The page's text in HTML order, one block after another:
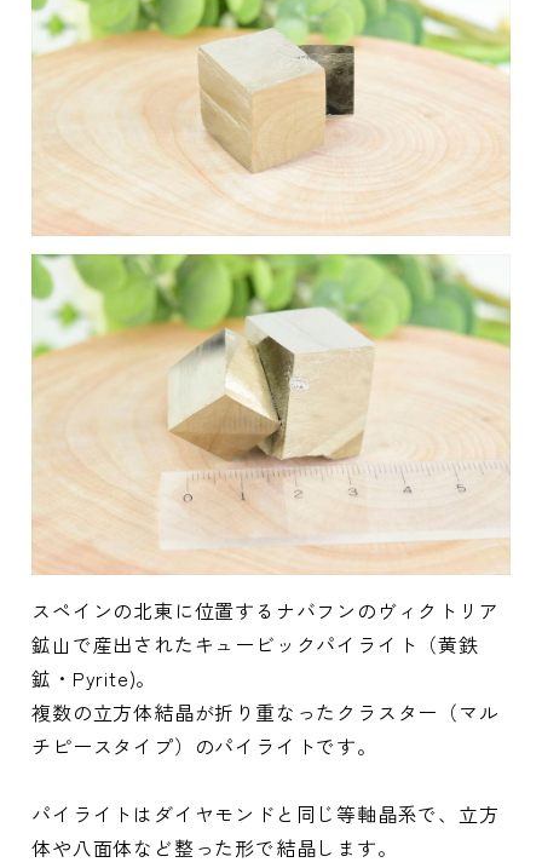
スペインの北東に位置するナバフンのヴィクトリア
鉱山で産出されたキュービックパイライト（黄鉄
鉱・Pyrite)。
複数の立方体結晶が折り重なったクラスター（マル
チピースタイプ）のパイライトです。
パイライトはダイヤモンドと同じ等軸晶系で、立方
体や八面体など整った形で結晶します。